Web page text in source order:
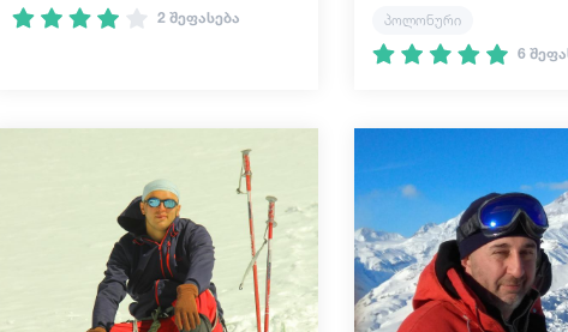
2 შეფასება
პოლონური
6